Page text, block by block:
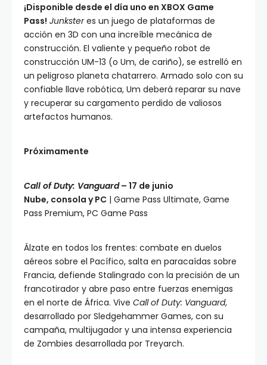
¡Disponible desde el día uno en XBOX Game
Pass! Junksteres un juego de plataformas de
acción en 3D con una increíble mecánica de
construcción. El valiente y pequeño robot de
construcción UM-13 (o Um, de cariño), se estrelló en
un peligroso planeta chatarrero. Armado solo con su
confiable llave robótica, Um deberá reparar su nave
y recuperar su cargamento perdido de valiosos
artefactos humanos.
Próximamente
Call of Duty: Vanguard– 17 de junio
Nube, consola y PC | Game Pass Ultimate, Game
Pass Premium, PC Game Pass
Álzate en todos los frentes: combate en duelos
aéreos sobre el Pacífico, salta en paracaídas sobre
Francia, defiende Stalingrado con la precisión de un
francotirador y abre paso entre fuerzas enemigas
en el norte de África. Vive Call of Duty: Vanguard,
desarrollado por Sledgehammer Games, con su
campaña, multijugador y una intensa experiencia
de Zombies desarrollada por Treyarch.